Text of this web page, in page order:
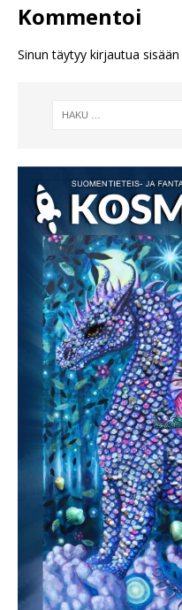
Kommentoi
Sinun täytyy kirjautua sisään